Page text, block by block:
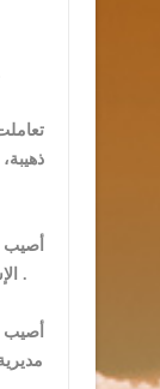
الإسعاف في مديرية دفاع مدني غرب عمان بتقديم الإسعافات الأولية اللازمة للمصابين، ونقلهم إلى مستشفى الأردن، وحالتهم العامة متوسطة .